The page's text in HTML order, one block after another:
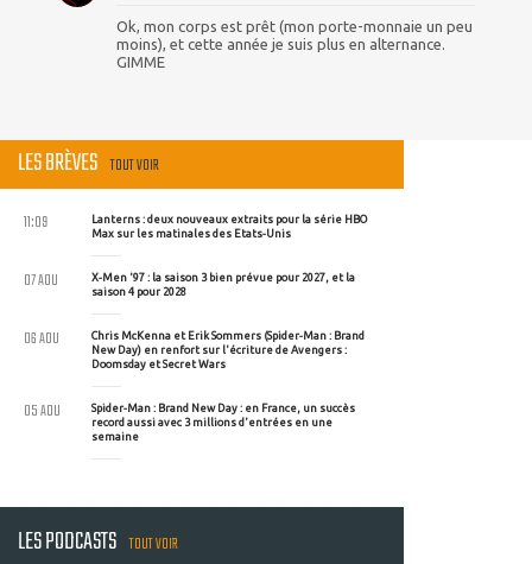
Ok, mon corps est prêt (mon porte-monnaie un peu
moins), et cette année je suis plus en alternance.
GIMME
LES BRÈVES TOUT VOIR
Lanterns : deux nouveaux extraits pour la série HBO
Max sur les matinales des Etats-Unis
11:09
X-Men '97 : la saison 3 bien prévue pour 2027, et la
saison 4 pour 2028
07 AOU
Chris McKenna et Erik Sommers (Spider-Man : Brand
New Day) en renfort sur l'écriture de Avengers :
Doomsday et Secret Wars
06 AOU
Spider-Man : Brand New Day : en France, un succès
record aussi avec 3 millions d'entrées en une
semaine
05 AOU
LES PODCASTS TOUT VOIR